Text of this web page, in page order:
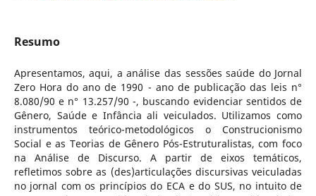
Resumo
Apresentamos, aqui, a análise das sessões saúde do Jornal
Zero Hora do ano de 1990 - ano de publicação das leis n°
8.080/90 e n° 13.257/90 -, buscando evidenciar sentidos de
Gênero, Saúde e Infância ali veiculados. Utilizamos como
instrumentos teórico-metodológicos o Construcionismo
Social e as Teorias de Gênero Pós-Estruturalistas, com foco
na Análise de Discurso. A partir de eixos temáticos,
refletimos sobre as (des)articulações discursivas veiculadas
no jornal com os princípios do ECA e do SUS, no intuito de